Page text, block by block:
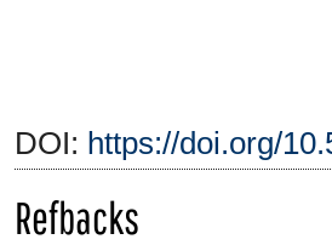
DOI: https://doi.org/
Refbacks